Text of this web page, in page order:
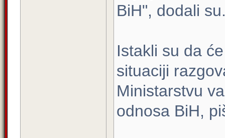
BiH", dodali
Istakli su da
situaciji
Ministarstvu
odnosa BiH,